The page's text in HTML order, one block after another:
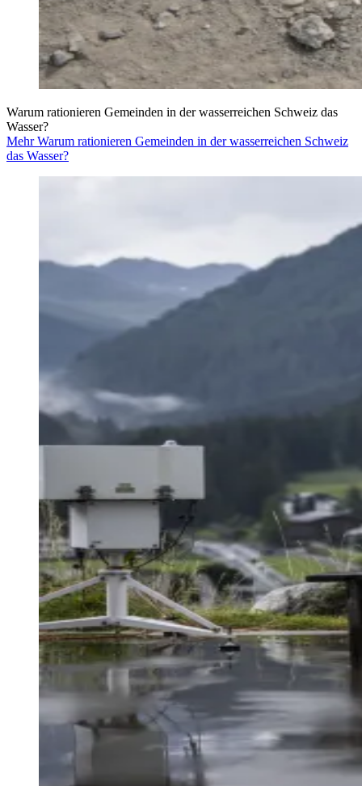
Warum rationieren Gemeinden in der wasserreichen Schweiz das
Wasser?
Mehr Warum rationieren Gemeinden in der wasserreichen Schweiz
das Wasser?